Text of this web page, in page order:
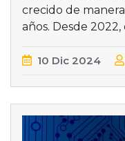
crecido de
años. Desde 2022,
10 Dic 2024